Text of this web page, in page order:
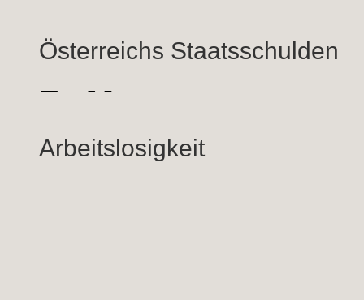
Österreichs Staatsschulden
Arbeitslosigkeit